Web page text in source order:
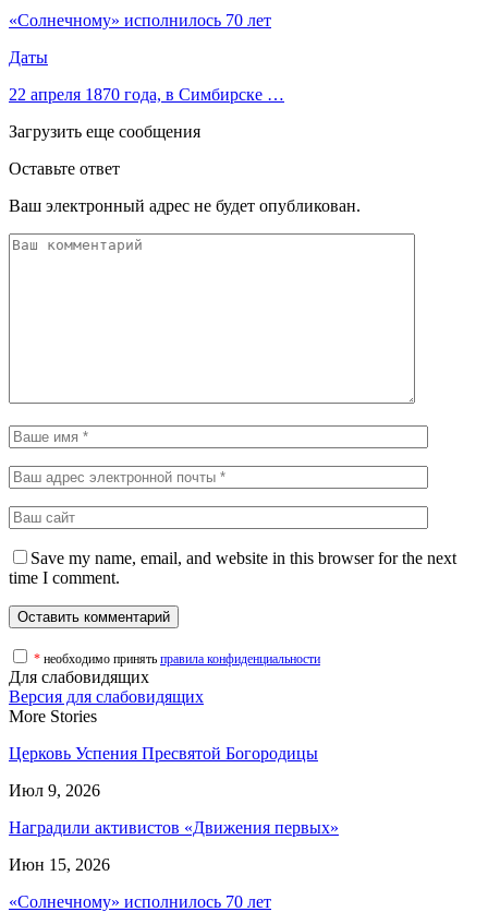
«Солнечному» исполнилось 70 лет
Даты
22 апреля 1870 года, в Симбирске …
Загрузить еще сообщения
Оставьте ответ
Ваш электронный адрес не будет опубликован.
Save my name, email, and website in this browser for the next
time I comment.
* необходимо принять правила конфиденциальности
Для слабовидящих
Версия для слабовидящих
More Stories
Церковь Успения Пресвятой Богородицы
Июл 9, 2026
Наградили активистов «Движения первых»
Июн 15, 2026
«Солнечному» исполнилось 70 лет